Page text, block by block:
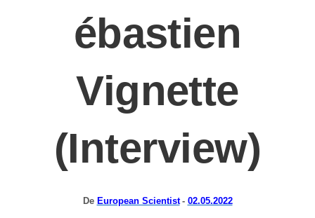
ébastien
Vignette
(Interview)
De European Scientist - 02.05.2022